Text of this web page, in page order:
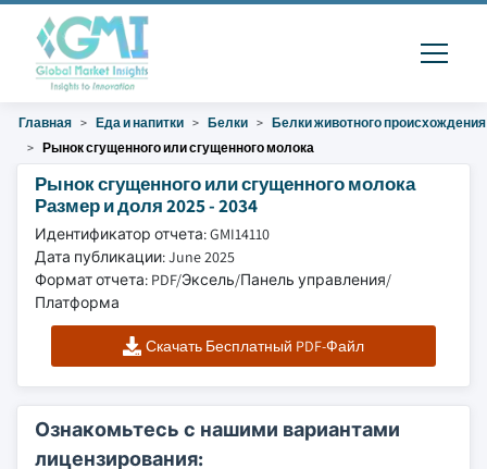
Главная Еда и напитки Белки
Белки животного происхождения
Рынок сгущенного или сгущенного молока
Рынок сгущенного или сгущенного молока
Размер и доля 2025 - 2034
Идентификатор отчета: GMI14110
Дата публикации: June 2025
Формат отчета: PDF/Эксель/Панель управления/
Платформа
Скачать Бесплатный PDF-Файл
Ознакомьтесь с нашими вариантами
лицензирования: